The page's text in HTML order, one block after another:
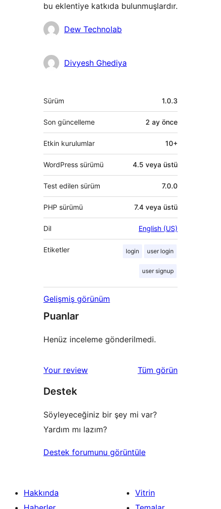
bu eklentiye katkıda bulunmuşlardır.
KatkıdaDew Technolab
Divyesh Ghediya
Meta
Sürüm 1.0.3
Son güncelleme 2 ay önce
Etkin kurulumlar 10+
WordPress sürümü 4.5 veya üstü
Test edilen sürüm 7.0.0
PHP sürümü 7.4 veya üstü
Dil English (US)
Etiketler login user login
user signup
Gelişmiş görünüm
Puanlar
Henüz inceleme gönderilmedi.
Your review Tüm değerlendirmeleri
görün
Destek
Söyleyeceğiniz bir şey mi var?
Yardım mı lazım?
Destek forumunu görüntüle
Hakkında
Vitrin